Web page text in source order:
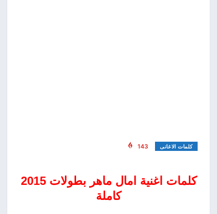
كلمات الاغانى 143
كلمات اغنية امال ماهر بطولات 2015
كاملة